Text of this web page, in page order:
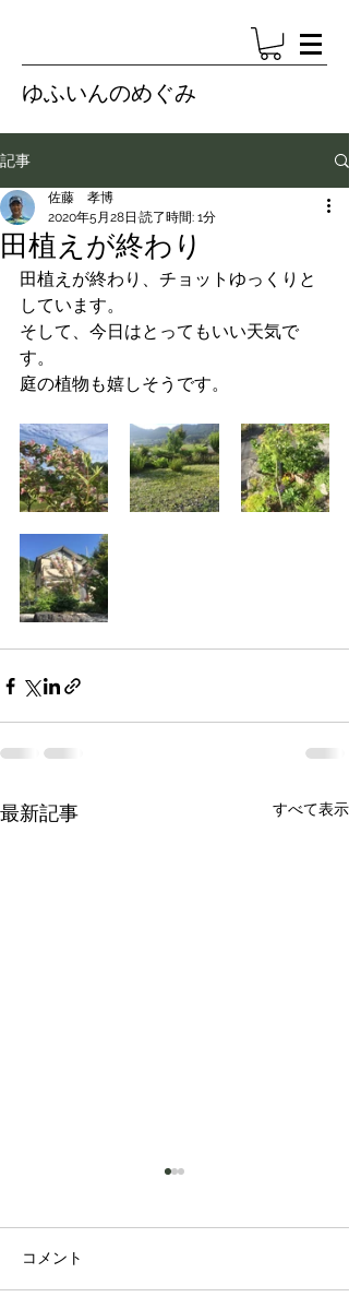
ゆふいんのめぐみ
記事
田植えが終わり
佐藤 孝博
2020年5月28日 読了時間: 1分
田植えが終わり、チョットゆっくりと
しています。
そして、今日はとってもいい天気で
す。
庭の植物も嬉しそうです。
最新記事 すべて表示
コメント